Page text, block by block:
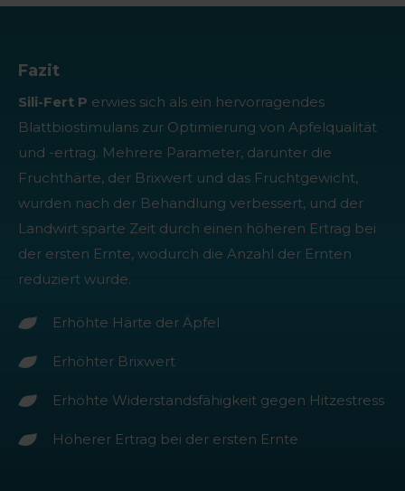
Fazit
Sili-Fert P erwies sich als ein hervorragendes
Blattbiostimulans zur Optimierung von Apfelqualität
und -ertrag. Mehrere Parameter, darunter die
Fruchthärte, der Brixwert und das Fruchtgewicht,
wurden nach der Behandlung verbessert, und der
Landwirt sparte Zeit durch einen höheren Ertrag bei
der ersten Ernte, wodurch die Anzahl der Ernten
reduziert wurde.
Erhöhte Härte der Äpfel
Erhöhter Brixwert
Erhöhte Widerstandsfähigkeit gegen Hitzestress
Höherer Ertrag bei der ersten Ernte